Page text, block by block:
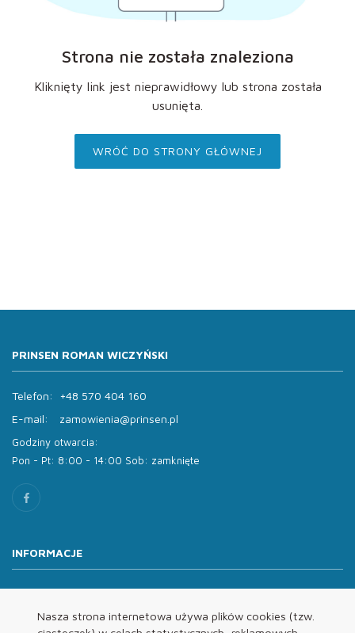
Nasza strona internetowa używa plików cookies (tzw.
Strona nie została znaleziona
Kliknięty link jest nieprawidłowy lub strona została
usunięta.
WRÓĆ DO STRONY GŁÓWNEJ
PRINSEN ROMAN WICZYŃSKI
Telefon:
+48 570 404 160
E-mail:
zamowienia@prinsen.pl
Godziny otwarcia:
Pon - Pt: 8:00 - 14:00 Sob: zamknięte
INFORMACJE
Oferta